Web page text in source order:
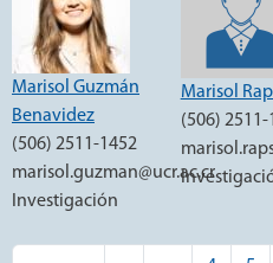
Marisol Guzmán
Benavidez
(506) 2511-1452
marisol.guzman@ucr.ac.cr
Investigación
Marisol
(506) 2511-